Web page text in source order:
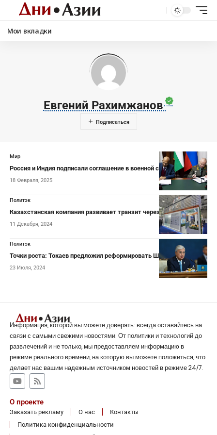
Мои вкладки
Евгений Рахимжанов
Мир
Россия и Индия подписали соглашение в военной сфере
18 Февраля, 2025
Политэк
Казахстанская компания развивает транзит через Кыргызстан
11 Декабря, 2024
Политэк
Точки роста: Токаев предложил реформировать ШОС
23 Июля, 2024
Информация, которой вы можете доверять: всегда оставайтесь на
связи с самыми свежими новостями. От политики и технологий до
развлечений и не только, мы предоставляем информацию в
режиме реального времени, на которую вы можете положиться, что
делает нас вашим надежным источником новостей в режиме 24/7.
О проекте
Заказать рекламу О нас
Контакты
Политика конфиденциальности